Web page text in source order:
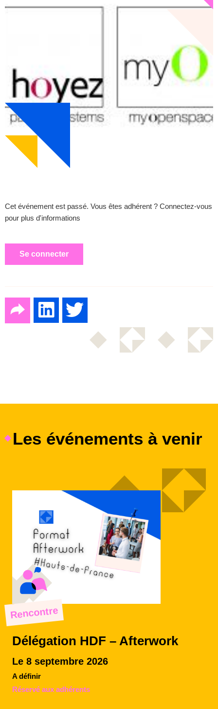
Cet événement est passé. Vous êtes adhérent ? Connectez-vous
pour plus d'informations
Se connecter
Les événements à venir
Rencontre
Délégation HDF – Afterwork
Le 8 septembre 2026
A définir
Réservé aux adhérents